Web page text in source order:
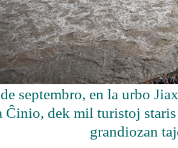
septembro, en la urbo
Ĉinio, dek mil turistoj
grandiozan